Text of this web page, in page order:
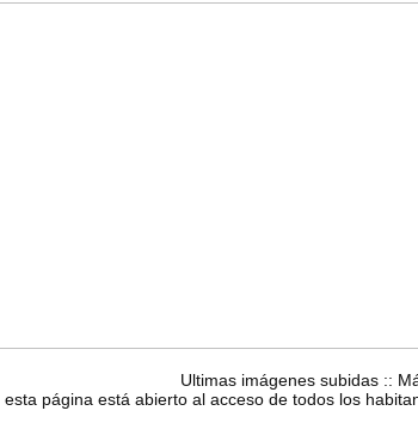
Ultimas imágenes subidas::
página está abierto al acceso de todos los